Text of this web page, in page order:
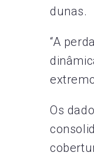
dunas.
“A
Os